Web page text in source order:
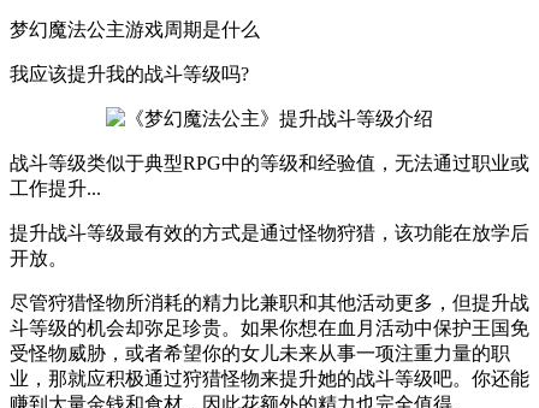
梦幻魔法公主游戏周期是什么
我应该提升我的战斗等级吗?
战斗等级类似于典型RPG中的等级和经验值，无法通过职业或
工作提升...
提升战斗等级最有效的方式是通过怪物狩猎，该功能在放学后
开放。
尽管狩猎怪物所消耗的精力比兼职和其他活动更多，但提升战
斗等级的机会却弥足珍贵。如果你想在血月活动中保护王国免
受怪物威胁，或者希望你的女儿未来从事一项注重力量的职
业，那就应积极通过狩猎怪物来提升她的战斗等级吧。你还能
赚到大量金钱和食材，因此花额外的精力也完全值得。